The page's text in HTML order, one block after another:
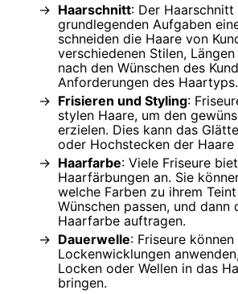
Haarschnitt: Der
grundlegenden Aufgaben
schneiden die Haare von
verschiedenen Stilen,
nach den Wünschen des
Anforderungen des Haartyps.
Frisieren und Styling:
stylen Haare, um den
erzielen. Dies kann das
oder Hochstecken der Haare
Haarfarbe: Viele Friseure
Haarfärbungen an. Sie
welche Farben zu ihrem
Wünschen passen, und dann
Haarfarbe auftragen.
Dauerwelle: Friseure
Lockenwicklungen
Locken oder Wellen in das
bringen.